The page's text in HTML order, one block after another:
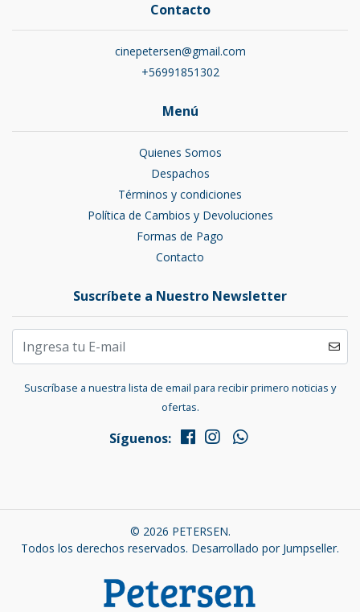
Contacto
cinepetersen@gmail.com
+56991851302
Menú
Quienes Somos
Despachos
Términos y condiciones
Política de Cambios y Devoluciones
Formas de Pago
Contacto
Suscríbete a Nuestro Newsletter
Suscríbase a nuestra lista de email para recibir primero noticias y
ofertas.
Síguenos:
© 2026 PETERSEN.
Todos los derechos reservados. Desarrollado por Jumpseller.